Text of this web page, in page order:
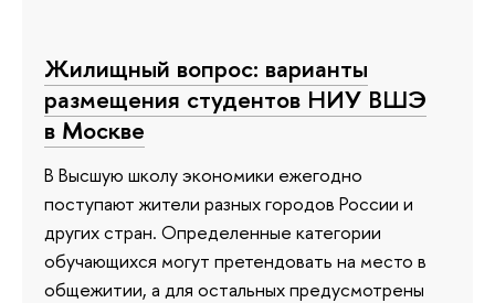
Жилищный вопрос: варианты
размещения студентов НИУ ВШЭ
в Москве
В Высшую школу экономики ежегодно
поступают жители разных городов России и
других стран. Определенные категории
обучающихся могут претендовать на место в
общежитии, а для остальных предусмотрены